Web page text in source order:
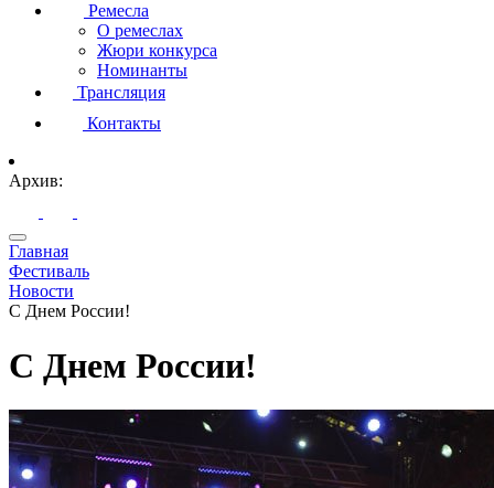
Ремесла
О ремеслах
Жюри конкурса
Номинанты
Трансляция
Контакты
Архив:
Главная
Фестиваль
Новости
С Днем России!
С Днем России!